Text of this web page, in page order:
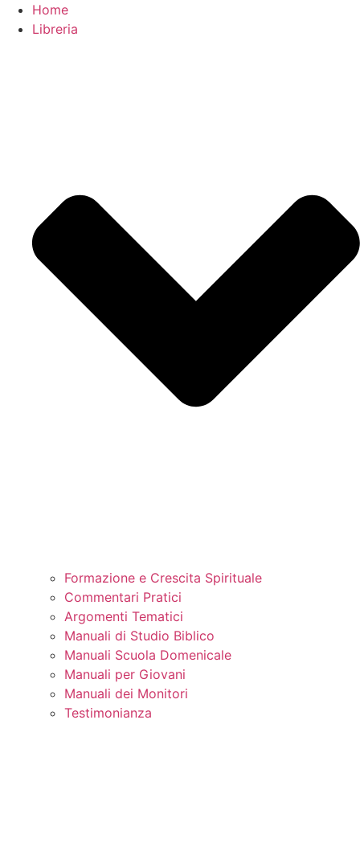
Home
Libreria
Formazione e Crescita Spirituale
Commentari Pratici
Argomenti Tematici
Manuali di Studio Biblico
Manuali Scuola Domenicale
Manuali per Giovani
Manuali dei Monitori
Testimonianza